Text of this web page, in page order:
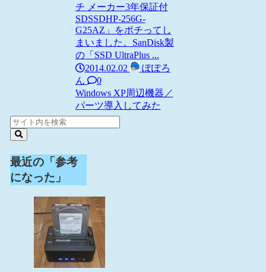
チ メーカー3年保証付
SDSSDHP-256G-
G25AZ」をポチってし
まいました。SanDisk製
の「SSD UltraPlus ...
2014.02.02
ぽぽろ
ん
0
Windows XP周辺機器／
パーツ導入してみた
最近の「参考
になった」